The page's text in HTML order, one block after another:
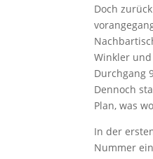
Doch
Winkler
Durchgang
Dennoch
Plan, was
In der
Nummer